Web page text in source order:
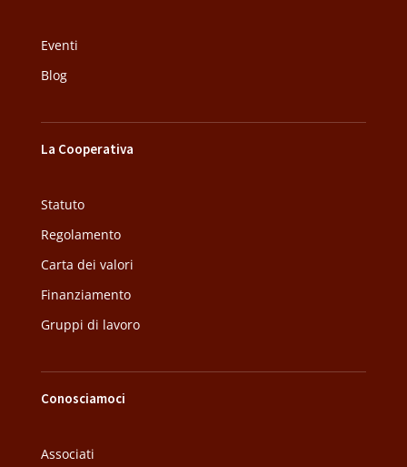
Eventi
Blog
La Cooperativa
Statuto
Regolamento
Carta dei valori
Finanziamento
Gruppi di lavoro
Conosciamoci
Associati